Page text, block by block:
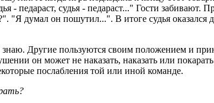
педараст, судья - педараст..." Гости забивают.
"Я думал он пошутил...". В итоге судья оказался
Другие пользуются своим положением и
он может не наказать, наказать или
послабления той или иной команде.